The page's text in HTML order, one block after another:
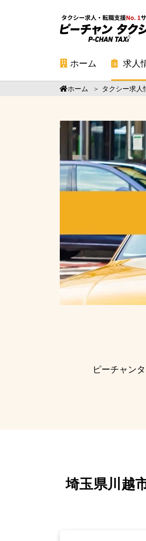
ホーム 求人
ホーム ＞ タクシー求人
ピーチャン
埼玉県川越